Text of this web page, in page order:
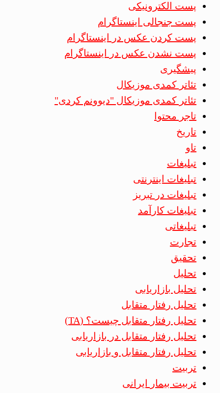
پست الکترونیکی
پست جنجالی اینستاگرام
پست کردن عکس در اینستاگرام
پست نشدن عکس در اینستاگرام
پیشگیری
تئاتر کمدی موزیکال
تئاتر کمدی موزیکال "دیوونم کردی"
تاجر محتوا
تاریخ
تاو
تبلیغات
تبلیغات اینترنتی
تبلیغات در تبریز
تبلیغات کارآمد
تبلیغاتی
تجارت
تحقیق
تحلیل
تحلیل بازاریابی
تحلیل رفتار متقابل
تحلیل رفتار متقابل چیست؟ (TA)
تحلیل رفتار متقابل در بازاریابی
تحلیل رفتار متقابل و بازاریابی
تربیت
تربیت بیمار ایرانی